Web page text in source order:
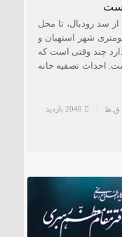
سد رودبال، تا محل
واقع در شهر ایج که در ۲۵ کیلومتری شهر استهبان و
دارد چند وقتی است که
احداث تصفیه خانه